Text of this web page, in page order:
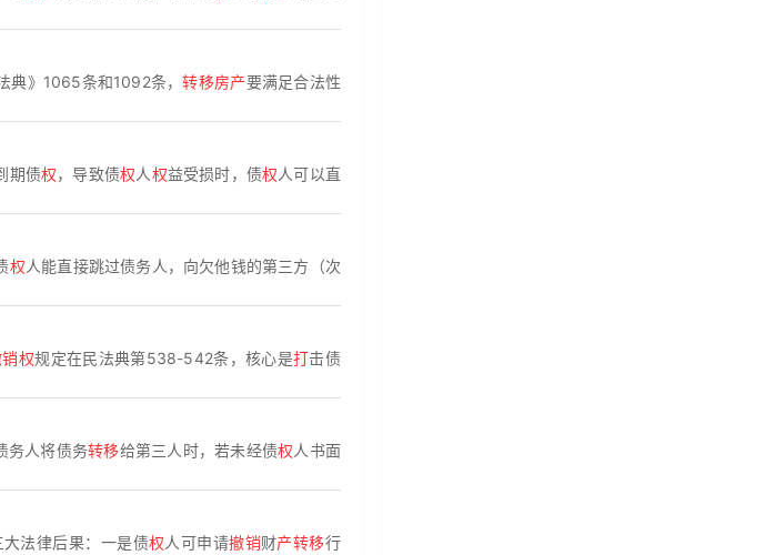
典》1065条和1092条，转移房产要满足合法性
期债权，导致债权人权益受损时，债权人可以直
权人能直接跳过债务人，向欠他钱的第三方（次
权规定在民法典第538-542条，核心是打击债
务人将债务转移给第三人时，若未经债权人书面
大法律后果：一是债权人可申请撤销财产转移行